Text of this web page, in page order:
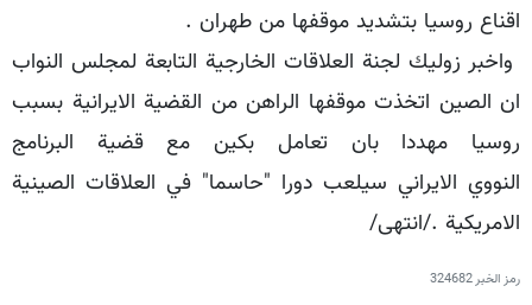
اقناع روسيا بتشديد موقفها من طهران .
واخبر زوليك لجنة العلاقات الخارجية التابعة لمجلس النواب
ان الصين اتخذت موقفها الراهن من القضية الايرانية بسبب
روسيا مهددا بان تعامل بكين مع قضية البرنامج
النووي الايراني سيلعب دورا "حاسما" في العلاقات الصينية
الامريكية ./انتهى/
رمز الخبر324682